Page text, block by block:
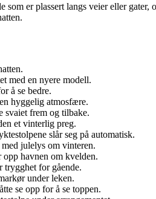
som er plassert langs veier eller
med en nyere modell.
å se bedre.
hyggelig atmosfære.
svaiet frem og tilbake.
et vinterlig preg.
slår seg på automatisk.
julelys om vinteren.
havnen om kvelden.
trygghet for gående.
under leken.
se opp for å se toppen.